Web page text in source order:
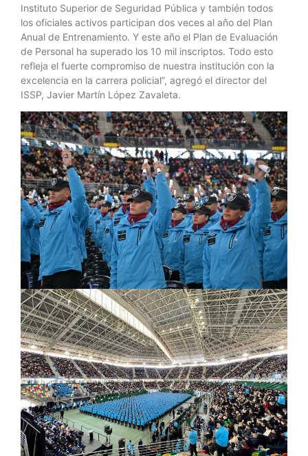
Instituto Superior de Seguridad Pública y también todos
los oficiales activos participan dos veces al año del Plan
Anual de Entrenamiento. Y este año el Plan de Evaluación
de Personal ha superado los 10 mil inscriptos. Todo esto
refleja el fuerte compromiso de nuestra institución con la
excelencia en la carrera policial”, agregó el director del
ISSP, Javier Martín López Zavaleta.